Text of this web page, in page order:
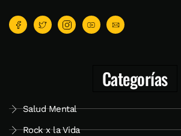
Categorías
Salud Mental
Rock x la Vida